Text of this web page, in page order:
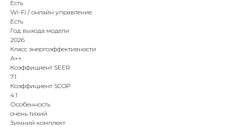
Есть
Wi-Fi / онлайн управление
Есть
Год выхода модели
2026
Класс энергоэффективности
A++
Коэффициент SEER
7.1
Коэффициент SCOP
4.1
Особенность
очень тихий
Зимний комплект